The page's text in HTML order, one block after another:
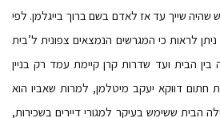
שהיה שייך עד אז לאדם בשם ברוך בייגלמן. לפי
תל-אביב, משנת 1936, ניתן לראות כי המגרשים הנמצאים צפונית ל’בית
בין הבית ועד שדרות קרן קיימת עמד רק בניין
חתום דווקא יעקב מיטלמן, למרות שאביו הוא
הבית ששימש בעיקר למגורי דיירים בשכירות,